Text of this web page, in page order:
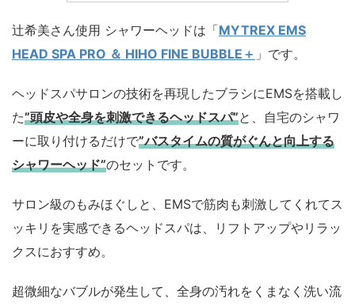
辻希美さん使用 シャワーヘッドは「MYTREX EMS
HEAD SPA PRO ＆ HIHO FINE BUBBLE＋ 」です。
ヘッドスパサロンの技術を再現したブラシにEMSを搭載し
た”頭皮や全身を刺激できるヘッドスパ”と、自宅のシャワ
ーに取り付けるだけで”バスタイムの質がぐんと向上する
シャワーヘッド”のセットです。
サロン級のもみほぐしと、EMSで筋肉も刺激してくれてス
ッキリを実感できるヘッドスパは、リフトアップやリラッ
クスにおすすめ。
超微細なバブルが発生して、全身の汚れをくまなく洗い流